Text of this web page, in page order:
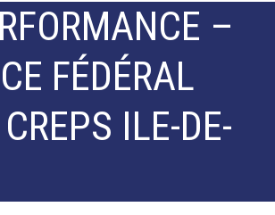
–
FÉDÉRAL
ILE-DE-